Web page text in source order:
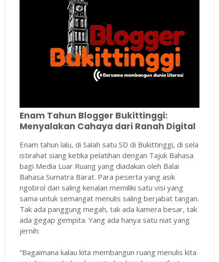
Enam Tahun Blogger Bukittinggi:
Menyalakan Cahaya dari Ranah Digital
Enam tahun lalu, di Salah satu SD di Bukittinggi, di sela
istirahat siang ketika pelatihan dengan Tajuk Bahasa
bagi Media Luar Ruang yang diadakan oleh Balai
Bahasa Sumatra Barat. Para peserta yang asik
ngobrol dan saling kenalan memiliki satu visi yang
sama untuk semangat menulis saling berjabat tangan.
Tak ada panggung megah, tak ada kamera besar, tak
ada gegap gempita. Yang ada hanya satu niat yang
jernih:
“Bagaimana kalau kita membangun ruang menulis kita